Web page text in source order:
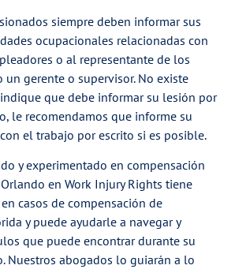
siempre deben informar sus
ocupacionales relacionadas con
o al representante de los
un gerente o supervisor. No existe
que debe informar su lesión por
le recomendamos que informe su
el trabajo por escrito si es posible.
y experimentado en compensación
en Work Injury Rights tiene
casos de compensación de
y puede ayudarle a navegar y
que puede encontrar durante su
Nuestros abogados lo guiarán a lo